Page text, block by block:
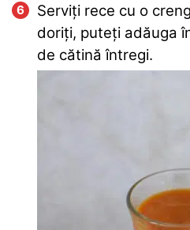
Serviți rece cu o
doriți, puteți adăuga
de cătină întregi.